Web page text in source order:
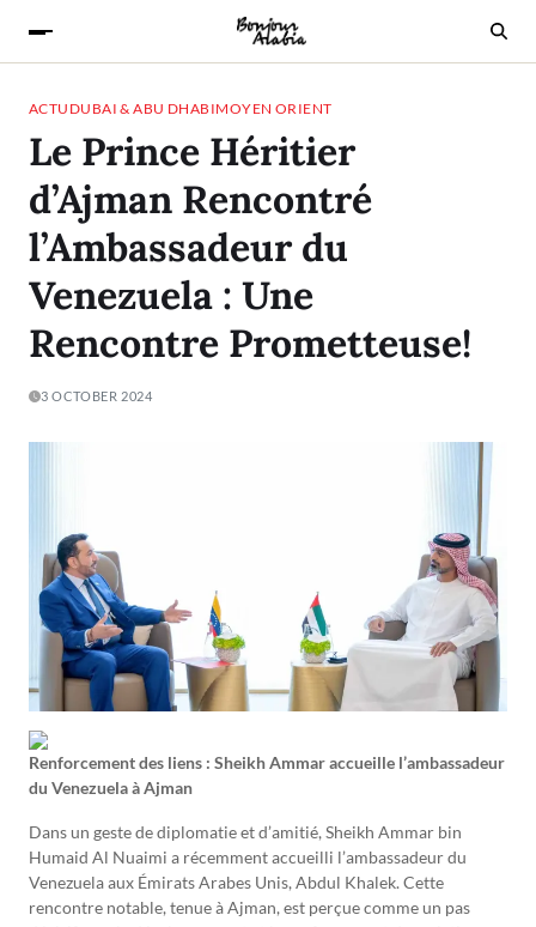
ACTU DUBAI & ABU DHABIMOYEN ORIENT
Le Prince Héritier
d’Ajman Rencontré
l’Ambassadeur du
Venezuela : Une
Rencontre Prometteuse!
3 OCTOBER 2024
Renforcement des liens : Sheikh Ammar accueille l’ambassadeur
du Venezuela à Ajman
Dans un geste de diplomatie et d’amitié, Sheikh Ammar bin
Humaid Al Nuaimi a récemment accueilli l’ambassadeur du
Venezuela aux Émirats Arabes Unis, Abdul Khalek. Cette
rencontre notable, tenue à Ajman, est perçue comme un pas